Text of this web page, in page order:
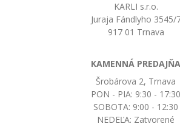
KARLI s.r.o.
Juraja Fándlyho 3545/
917 01 Trnava
KAMENNÁ PREDAJŇA
Šrobárova 2, Trnava
PON - PIA: 9:30 - 17:30
SOBOTA: 9:00 - 12:30
NEDEĽA: Zatvorené